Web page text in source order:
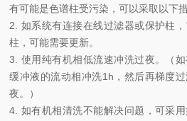
有可能是色谱柱受污染，可以采取以下措
2. 如系统有连接在线过滤器或保护柱
柱，可能需要更新。
3. 使用纯有机相低流速冲洗过夜。（
缓冲液的流动相冲洗1h，然后再梯度
夜。）
4. 如有机相清洗不能解决问题，可采